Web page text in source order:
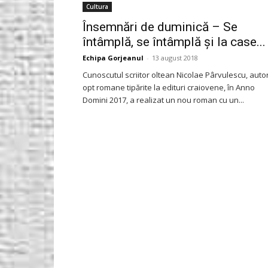
Gorjeanul.ro
Cultura
Însemnări de duminică – Se
întâmplă, se întâmplă și la case...
Echipa Gorjeanul - 13 august 2018
Cunoscutul scriitor oltean Nicolae Pârvulescu,
opt romane tipărite la edituri craiovene, în Anno
Domini 2017, a realizat un nou roman cu un...